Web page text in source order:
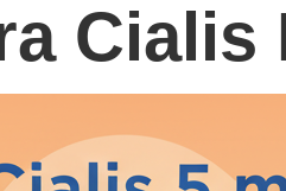
Cialis